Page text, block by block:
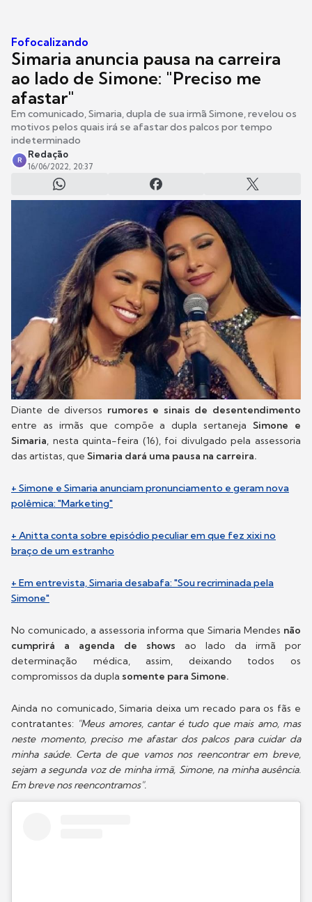
Fofocalizando
Simaria anuncia pausa na carreira
ao lado de Simone: "Preciso me
afastar"
Em comunicado, Simaria, dupla de sua irmã Simone, revelou os
motivos pelos quais irá se afastar dos palcos por tempo
indeterminado
R
Redação
16/06/2022, 20:37
Diante de diversos rumores e sinais de desentendimento
entre as irmãs que compõe a dupla sertanejaSimone e
Simaria, nesta quinta-feira (16), foi divulgado pela assessoria
das artistas, que Simaria dará uma pausa na carreira.
+ Simone e Simaria anunciam pronunciamento e geram nova
polêmica: "Marketing"
+ Anitta conta sobre episódio peculiar em que fez xixi no
braço de um estranho
+ Em entrevista, Simaria desabafa: "Sou recriminada pela
Simone"
No comunicado, a assessoria informa que Simaria Mendes não
cumprirá a agenda de shows ao lado da irmã por
determinação médica, assim, deixando todos os
compromissos da dupla somente para Simone.
Ainda no comunicado, Simaria deixa um recado para os fãs e
contratantes: "Meus amores, cantar é tudo que mais amo, mas
neste momento, preciso me afastar dos palcos para cuidar da
minha saúde. Certa de que vamos nos reencontrar em breve,
sejam a segunda voz de minha irmã, Simone, na minha ausência.
Em breve nos reencontramos".